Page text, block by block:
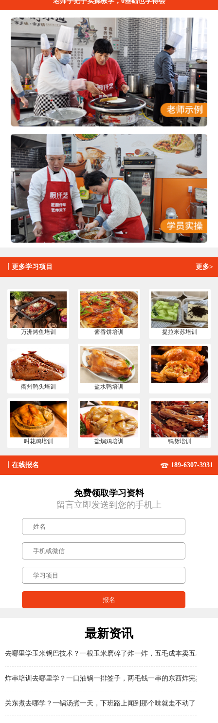
更多学习项目 更多>
万洲烤鱼培训 酱香饼培训 提拉米苏培训
衢州鸭头培训 盐水鸭培训
叫花鸡培训 盐焗鸡培训 鸭货培训
在线报名 189-6307-3931
免费领取学习资料
留言立即发送到您的手机上
最新资讯
去哪里学玉米锅巴技术？一根玉米磨碎了炸一炸，五毛成本卖五块
炸串培训去哪里学？一口油锅一排签子，两毛钱一串的东西炸完卖两块
关东煮去哪学？一锅汤煮一天，下班路上闻到那个味就走不动了